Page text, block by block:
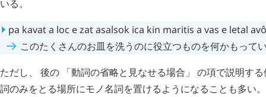
いる。
pa kavata loc ezatasalsok ica kin maritis a vas e letal
このたくさんのお皿を洗うのに役立つものを何かもって
ただし、 後の 「動詞の省略と見なせる場合」 の項で説明す
詞のみをとる場所にモノ名詞を置けるようになることも多い。